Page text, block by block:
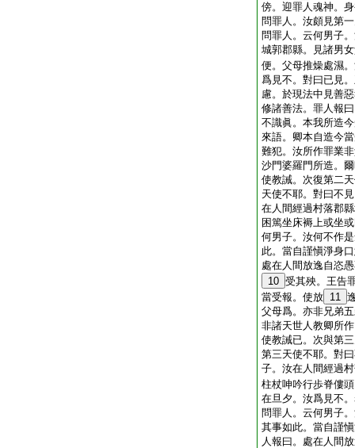
傍。迎罪人魂神。
問罪人。汝頗見第
問罪人。云何男子
城郭郡縣。見諸男
便。父母推燥處濕
爲見不。對曰已見
慮。於現法中見善
修諸善法。罪人報
不識眞。本我所造
來語。卿本自造今
難犯。汝所作罪業
沙門婆羅門所造。
使教誡。次復第二
天使不耶。對曰不
在人間經過村落郡
困篤坐床褥上或坐
何男子。汝何不作
此。當自謹愼淨身
處在人間放逸自恣
10 受其殃。王告
當受報。使放 11
父母爲。亦非兄弟
非諸天世人教卿所
使教誡已。次與第
第三天使不耶。對
子。汝在人間經過
柱杖呻吟行歩脊僂
在旦夕。汝爲見不
問罪人。云何男子
其事如此。當自謹
人報曰。處在人間